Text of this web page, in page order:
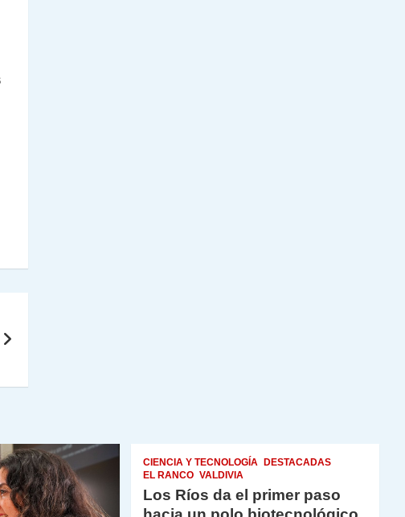
CIENCIA Y TECNOLOGÍA
DESTACADAS
EL RANCO VALDIVIA
Los Ríos da el primer paso